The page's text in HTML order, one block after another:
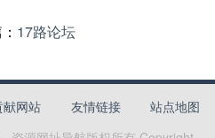
17路论坛
献网站 友情链接
站点地图